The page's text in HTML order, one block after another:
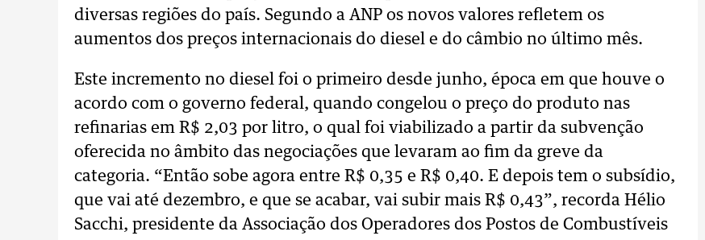
diversas regiões do país. Segundo a ANP os novos valores refletem os
aumentos dos preços internacionais do diesel e do câmbio no último mês.
Este incremento no diesel foi o primeiro desde junho, época em que houve o
acordo com o governo federal, quando congelou o preço do produto nas
refinarias em R$ 2,03 por litro, o qual foi viabilizado a partir da subvenção
oferecida no âmbito das negociações que levaram ao fim da greve da
categoria. “Então sobe agora entre R$ 0,35 e R$ 0,40. E depois tem o subsídio,
que vai até dezembro, e que se acabar, vai subir mais R$ 0,43”, recorda Hélio
Sacchi, presidente da Associação dos Operadores dos Postos de Combustíveis